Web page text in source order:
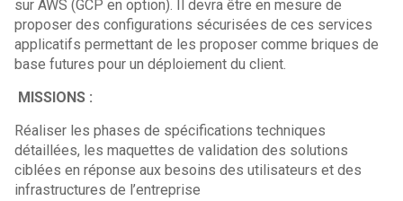
sur AWS (GCP en option). Il devra être en mesure de
proposer des configurations sécurisées de ces services
applicatifs permettant de les proposer comme briques de
base futures pour un déploiement du client.
MISSIONS :
Réaliser les phases de spécifications techniques
détaillées, les maquettes de validation des solutions
ciblées en réponse aux besoins des utilisateurs et des
infrastructures de l’entreprise